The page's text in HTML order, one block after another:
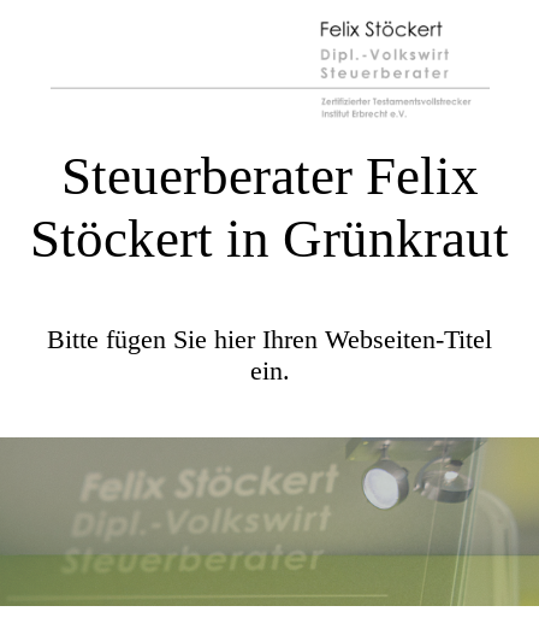
Steuerberater Felix
Stöckert in Grünkraut
Bitte fügen Sie hier Ihren Webseiten-Titel
ein.